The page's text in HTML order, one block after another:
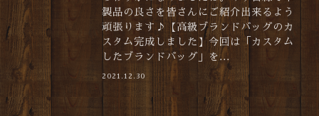
製品の良さを皆さんにご紹介出来るよう
頑張ります♪【高級ブランドバッグのカ
スタム完成しました】今回は「カスタム
したブランドバッグ」を...
2021.12.30